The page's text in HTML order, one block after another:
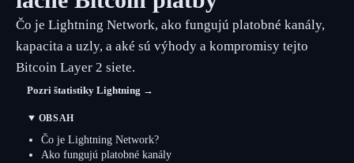
Čo je Lightning Network, ako fungujú platobné kanály,
kapacita a uzly, a aké sú výhody a kompromisy tejto
Bitcoin Layer 2 siete.
Pozri štatistiky Lightning →
OBSAH
Čo je Lightning Network?
Ako fungujú platobné kanály